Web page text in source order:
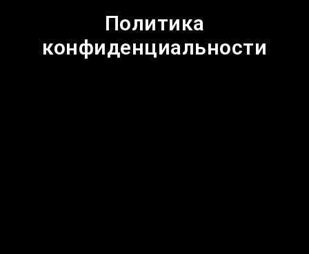
Политика
конфиденциальности